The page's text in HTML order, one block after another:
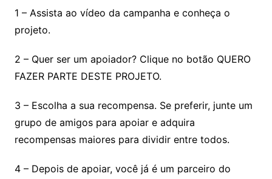
1 – Assista ao vídeo da campanha e conheça o
projeto.
2 – Quer ser um apoiador? Clique no botão QUERO
FAZER PARTE DESTE PROJETO.
3 – Escolha a sua recompensa. Se preferir, junte um
grupo de amigos para apoiar e adquira
recompensas maiores para dividir entre todos.
4 – Depois de apoiar, você já é um parceiro do